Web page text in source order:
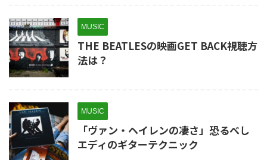
MUSIC
THE BEATLESの映画GET BACK視聴方
法は？
MUSIC
「ヴァン・ヘイレンの凄さ」恐るべし
エディのギターテクニック